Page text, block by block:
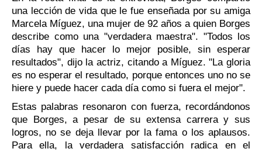
una lección de vida que le fue enseñada por su amiga
Marcela Míguez, una mujer de 92 años a quien Borges
describe como una "verdadera maestra". "Todos los
días hay que hacer lo mejor posible, sin esperar
resultados", dijo la actriz, citando a Míguez. "La gloria
es no esperar el resultado, porque entonces uno no se
hiere y puede hacer cada día como si fuera el mejor".
Estas palabras resonaron con fuerza, recordándonos
que Borges, a pesar de su extensa carrera y sus
logros, no se deja llevar por la fama o los aplausos.
Para ella, la verdadera satisfacción radica en el